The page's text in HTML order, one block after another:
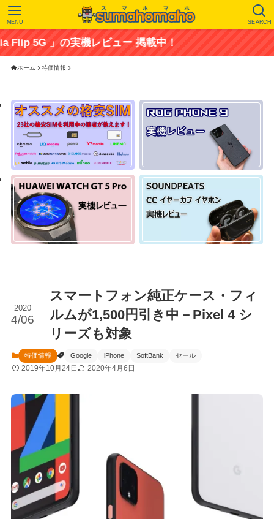
SEARCH
MENU
5G 」の実機レビュー 掲載中！
ホーム 特価情報
スマートフォン純正ケース・フィ
ルムが1,500円引き中－Pixel 4 シ
リーズも対象
2020
4/06
特価情報 Google iPhone SoftBank セール
2019年10月24日 2020年4月6日